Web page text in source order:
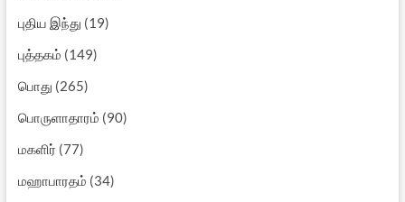
புதிய இந்து (19)
புத்தகம் (149)
பொது (265)
பொருளாதாரம் (90)
மகளிர் (77)
மஹாபாரதம் (34)